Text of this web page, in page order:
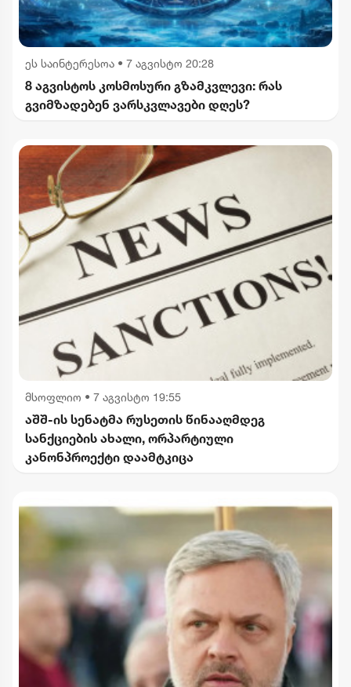
ეს საინტერესოა • 7 აგვისტო 20:28
8 აგვისტოს კოსმოსური გზამკვლევი: რას
გვიმზადებენ ვარსკვლავები დღეს?
მსოფლიო • 7 აგვისტო 19:55
აშშ-ის სენატმა რუსეთის წინააღმდეგ
სანქციების ახალი, ორპარტიული
კანონპროექტი დაამტკიცა